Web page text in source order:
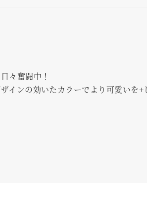
々奮闘中！
インの効いたカラーでより可愛いを+